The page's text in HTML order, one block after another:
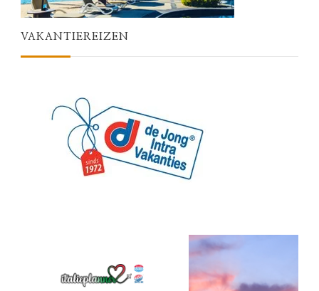
VAKANTIEREIZEN